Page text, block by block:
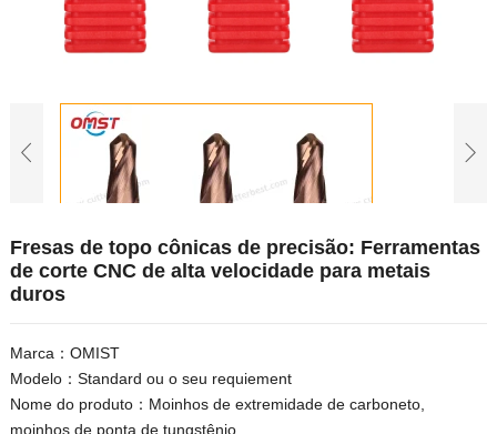
Fresas de topo cônicas de precisão: Ferramentas
de corte CNC de alta velocidade para metais
duros
Marca：OMIST
Modelo：Standard ou o seu requiement
Nome do produto：Moinhos de extremidade de carboneto,
moinhos de ponta de tungstênio